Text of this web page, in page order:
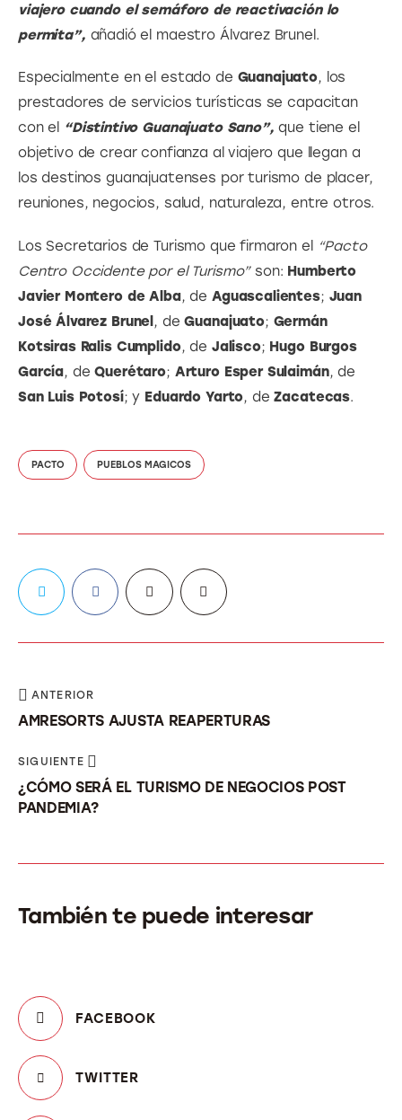
viajero cuando el semáforo de reactivación lo
permita”, añadió el maestro Álvarez Brunel.
Especialmente en el estado de Guanajuato, los
prestadores de servicios turísticas se capacitan
con el
“Distintivo Guanajuato Sano”, que tiene el
objetivo de crear confianza al viajero que llegan a
los destinos guanajuatenses por turismo de placer,
reuniones, negocios, salud, naturaleza, entre otros.
Los Secretarios de Turismo que firmaron el
“Pacto
Centro Occidente por el Turismo” son: Humberto
Javier Montero de Alba, de Aguascalientes; Juan
José Álvarez Brunel , de Guanajuato; Germán
Kotsiras Ralis Cumplido, de Jalisco; Hugo Burgos
García, de Querétaro; Arturo Esper Sulaimán, de
San Luis Potosí; y Eduardo Yarto, de Zacatecas.
PACTO PUEBLOS MAGICOS
ANTERIOR
AMRESORTS AJUSTA REAPERTURAS
SIGUIENTE
¿CÓMO SERÁ EL TURISMO DE NEGOCIOS POST
PANDEMIA?
También te puede interesar
FACEBOOK
TWITTER